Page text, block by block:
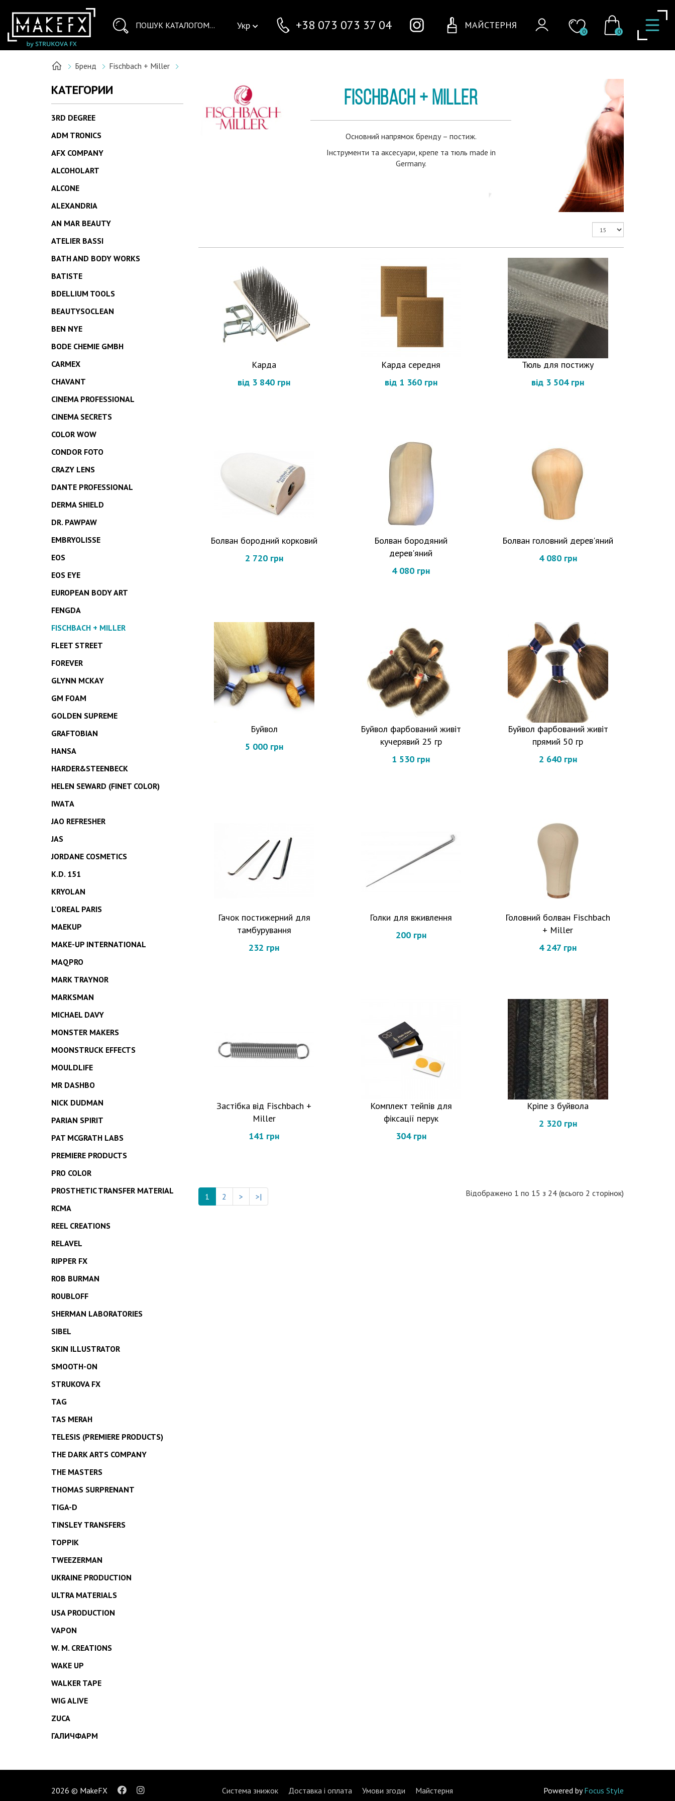
Укр +38 073 073 37 04 МАЙСТЕРНЯ
0 0
Бренд Fischbach + Miller
КАТЕГОРИИ
3RD DEGREE
ADM TRONICS
AFX COMPANY
ALCOHOLART
ALCONE
ALEXANDRIA
AN MAR BEAUTY
ATELIER BASSI
BATH AND BODY WORKS
BATISTE
BDELLIUM TOOLS
BEAUTYSOCLEAN
BEN NYE
BODE CHEMIE GMBH
CARMEX
CHAVANT
CINEMA PROFESSIONAL
CINEMA SECRETS
COLOR WOW
CONDOR FOTO
CRAZY LENS
DANTE PROFESSIONAL
DERMA SHIELD
DR. PAWPAW
EMBRYOLISSE
EOS
EOS EYE
EUROPEAN BODY ART
FENGDA
FISCHBACH + MILLER
FLEET STREET
FOREVER
GLYNN MCKAY
GM FOAM
GOLDEN SUPREME
GRAFTOBIAN
HANSA
HARDER&STEENBECK
HELEN SEWARD (FINET COLOR)
IWATA
JAO REFRESHER
JAS
JORDANE COSMETICS
K.D. 151
KRYOLAN
L'OREAL PARIS
MAEKUP
MAKE-UP INTERNATIONAL
MAQPRO
MARK TRAYNOR
MARKSMAN
MICHAEL DAVY
MONSTER MAKERS
MOONSTRUCK EFFECTS
MOULDLIFE
MR DASHBO
NICK DUDMAN
PARIAN SPIRIT
PAT MCGRATH LABS
PREMIERE PRODUCTS
PRO COLOR
PROSTHETIC TRANSFER MATERIAL
RCMA
REEL CREATIONS
RELAVEL
RIPPER FX
ROB BURMAN
ROUBLOFF
SHERMAN LABORATORIES
SIBEL
SKIN ILLUSTRATOR
SMOOTH-ON
STRUKOVA FX
TAG
TAS MERAH
TELESIS (PREMIERE PRODUCTS)
THE DARK ARTS COMPANY
THE MASTERS
THOMAS SURPRENANT
TIGA-D
TINSLEY TRANSFERS
TOPPIK
TWEEZERMAN
UKRAINE PRODUCTION
ULTRA MATERIALS
USA PRODUCTION
VAPON
W. M. CREATIONS
WAKE UP
WALKER TAPE
WIG ALIVE
ZUCA
ГАЛИЧФАРМ
FISCHBACH + MILLER
Основний напрямок бренду – постиж.
Інструменти та аксесуари, крепе та тюль made in
Germany.
Карда
від 3 840 грн
Карда середня
від 1 360 грн
Тюль для постижу
від 3 504 грн
Болван бородний корковий
2 720 грн
Болван бородяний
дерев'яний
4 080 грн
Болван головний дерев'яний
4 080 грн
Буйвол
5 000 грн
Буйвол фарбований живіт
кучерявий 25 гр
1 530 грн
Буйвол фарбований живіт
прямий 50 гр
2 640 грн
Гачок постижерний для
тамбурування
232 грн
Голки для вживлення
200 грн
Головний болван Fischbach
+ Miller
4 247 грн
Застібка від Fischbach +
Miller
141 грн
Комплект тейпів для
фіксації перук
304 грн
Кріпе з буйвола
2 320 грн
1 2 > >| Відображено 1 по 15 з 24 (всього 2 сторінок)
2026 © MakeFX Система знижок Доставка і оплата Умови згоди Майстерня Powered byFocus Style